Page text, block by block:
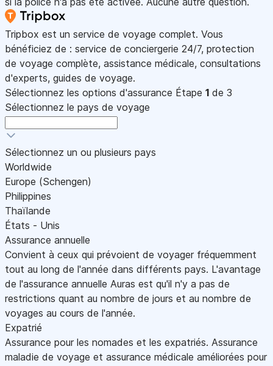
Tripbox est un service de voyage complet. Vous
bénéficiez de : service de conciergerie 24/7, protection
de voyage complète, assistance médicale, consultations
d'experts, guides de voyage.
Sélectionnez les options d'assurance Étape 1 de 3
Sélectionnez le pays de voyage
Sélectionnez un ou plusieurs pays
Worldwide
Europe (Schengen)
Philippines
Thaïlande
États - Unis
Assurance annuelle
Convient à ceux qui prévoient de voyager fréquemment
tout au long de l'année dans différents pays. L'avantage
de l'assurance annuelle Auras est qu'il n'y a pas de
restrictions quant au nombre de jours et au nombre de
voyages au cours de l'année.
Expatrié
Assurance pour les nomades et les expatriés. Assurance
maladie de voyage et assurance médicale améliorées pour